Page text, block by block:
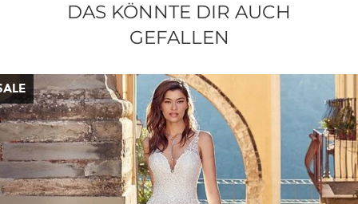
DAS KÖNNTE DIR AUCH
GEFALLEN